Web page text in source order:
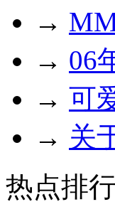
→
→ 06
→ 可
→ 关
热点排行